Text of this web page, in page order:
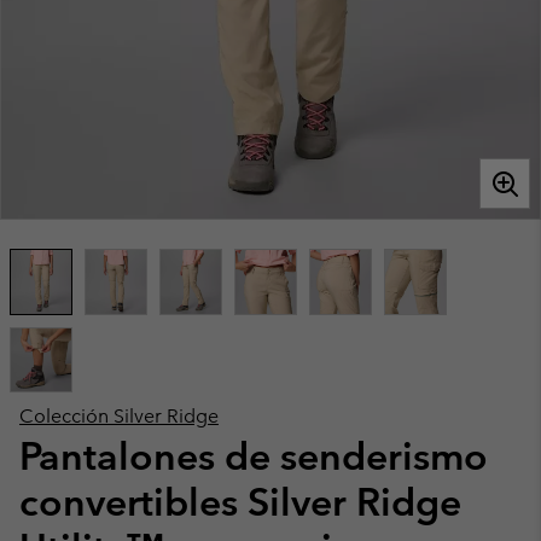
Colección Silver Ridge
Pantalones de senderismo
convertibles Silver Ridge